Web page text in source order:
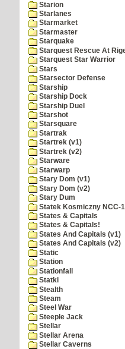
Starion
Starlanes
Starmarket
Starmaster
Starquake
Starquest Rescue At
Starquest Star Warrior
Stars
Starsector Defense
Starship
Starship Dock
Starship Duel
Starshot
Starsquare
Startrak
Startrek (v1)
Startrek (v2)
Starware
Starwarp
Stary Dom (v1)
Stary Dom (v2)
Stary Dum
Statek Kosmiczny NCC-
States & Capitals
States & Capitals!
States And Capitals (v1)
States And Capitals (v2)
Static
Station
Stationfall
Statki
Stealth
Steam
Steel War
Steeple Jack
Stellar
Stellar Arena
Stellar Caverns